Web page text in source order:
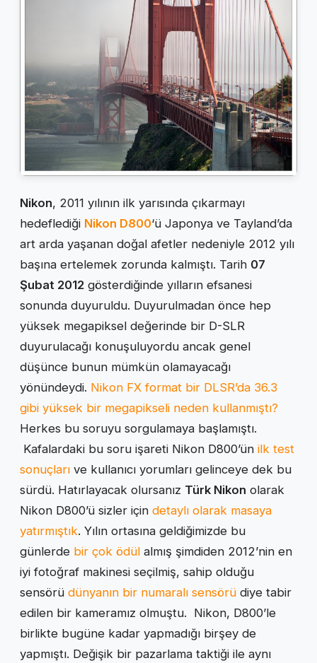
Nikon, 2011 yılının ilk yarısında çıkarmayı
hedeflediği Nikon D800‘ü Japonya ve Tayland’da
art arda yaşanan doğal afetler nedeniyle 2012 yılı
başına ertelemek zorunda kalmıştı. Tarih 07
Şubat 2012 gösterdiğinde yılların efsanesi
sonunda duyuruldu. Duyurulmadan önce hep
yüksek megapiksel değerinde bir D-SLR
duyurulacağı konuşuluyordu ancak genel
düşünce bunun mümkün olamayacağı
yönündeydi. Nikon FX format bir DLSR’da 36.3
gibi yüksek bir megapikseli neden kullanmıştı?
Herkes bu soruyu sorgulamaya başlamıştı.
Kafalardaki bu soru işareti Nikon D800’ün ilk test
sonuçları ve kullanıcı yorumları gelinceye dek bu
sürdü. Hatırlayacak olursanız Türk Nikon olarak
Nikon D800’ü sizler için detaylı olarak masaya
yatırmıştık. Yılın ortasına geldiğimizde bu
günlerde bir çok ödül almış şimdiden 2012’nin en
iyi fotoğraf makinesi seçilmiş, sahip olduğu
sensörü dünyanın bir numaralı sensörü diye tabir
edilen bir kameramız olmuştu. Nikon, D800’le
birlikte bugüne kadar yapmadığı birşey de
yapmıştı. Değişik bir pazarlama taktiği ile aynı